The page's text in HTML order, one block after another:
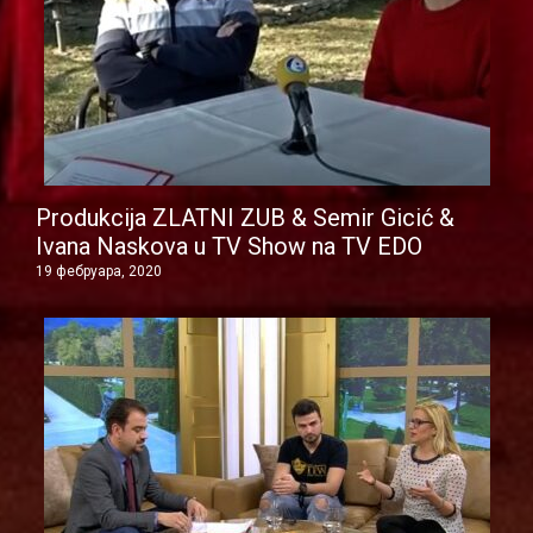
Produkcija ZLATNI ZUB & Semir Gicić &
Ivana Naskova u TV Show na TV EDO
19 фебруара, 2020